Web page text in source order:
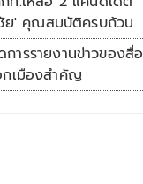
ย' คุณสมบัติครบถ้วน
การรายงานข่าวของสื่อ
กเมืองสำคัญ